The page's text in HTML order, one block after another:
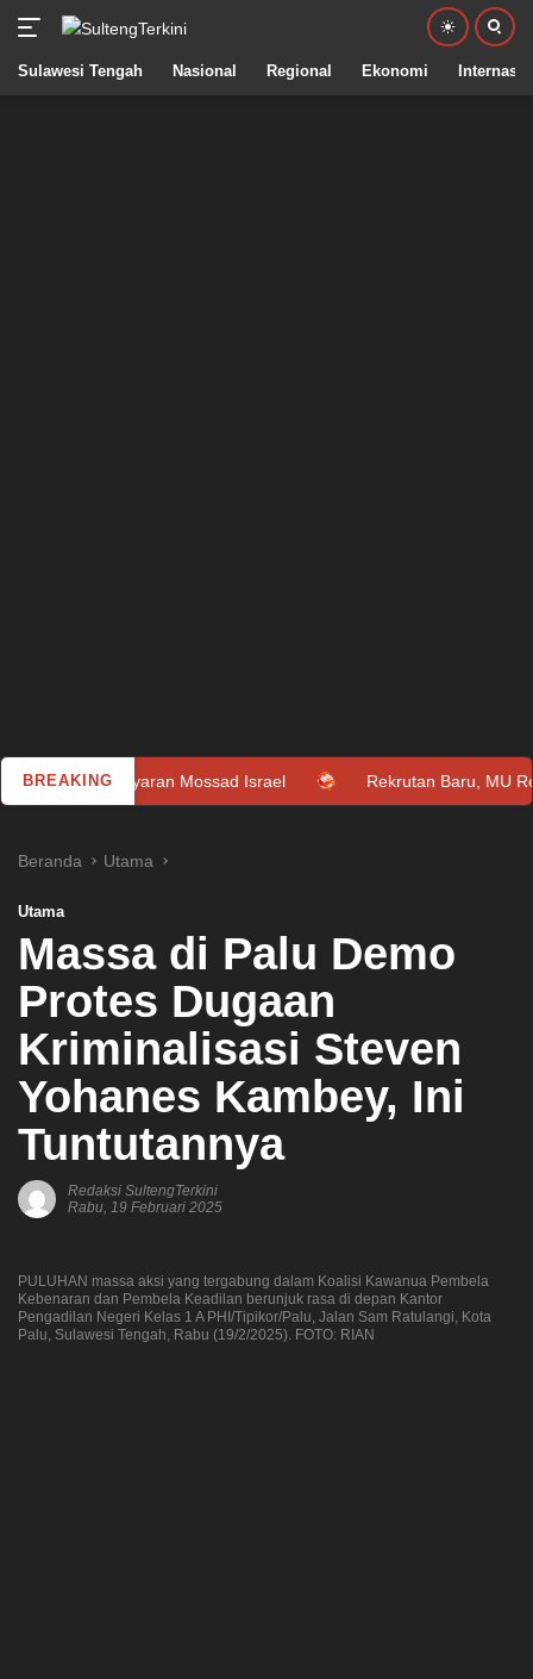
Sulawesi Tengah Nasional Regional Ekonomi
BREAKING
Mossad Israel Rekrutan Baru, MU Resmi Datangkan
Beranda Utama
Utama
Massa di Palu Demo
Protes Dugaan
Kriminalisasi Steven
Yohanes Kambey, Ini
Tuntutannya
Redaksi SultengTerkini
Rabu, 19 Februari 2025
PULUHAN massa aksi yang tergabung dalam Koalisi Kawanua Pembela
Kebenaran dan Pembela Keadilan berunjuk rasa di depan Kantor
Pengadilan Negeri Kelas 1 A PHI/Tipikor/Palu, Jalan Sam Ratulangi, Kota
Palu, Sulawesi Tengah, Rabu (19/2/2025). FOTO: RIAN